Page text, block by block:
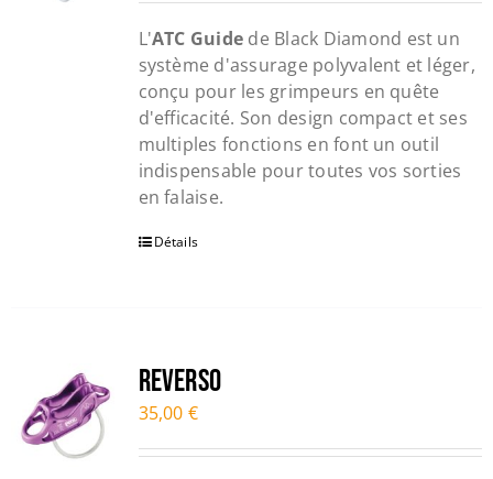
L'ATC Guide de Black Diamond est un
système d'assurage polyvalent et léger,
conçu pour les grimpeurs en quête
d'efficacité. Son design compact et ses
multiples fonctions en font un outil
indispensable pour toutes vos sorties
en falaise.
Détails
Reverso
35,00 €